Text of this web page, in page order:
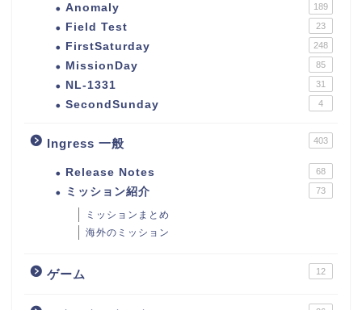
Anomaly 189
Field Test 23
FirstSaturday 248
MissionDay 85
NL-1331 31
SecondSunday 4
Ingress 一般 403
Release Notes 68
ミッション紹介 73
ミッションまとめ
海外のミッション
ゲーム 12